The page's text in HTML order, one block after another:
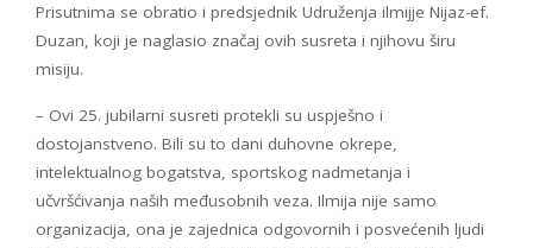
Prisutnima se obratio i predsjednik Udruženja ilmijje Nijaz-ef.
Duzan, koji je naglasio značaj ovih susreta i njihovu širu
misiju.
– Ovi 25. jubilarni susreti protekli su uspješno i
dostojanstveno. Bili su to dani duhovne okrepe,
intelektualnog bogatstva, sportskog nadmetanja i
učvršćivanja naših međusobnih veza. Ilmija nije samo
organizacija, ona je zajednica odgovornih i posvećenih ljudi